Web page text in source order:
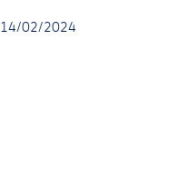
14/02/2024